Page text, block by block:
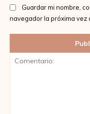
Guardar mi nombre,
navegador la próxima vez